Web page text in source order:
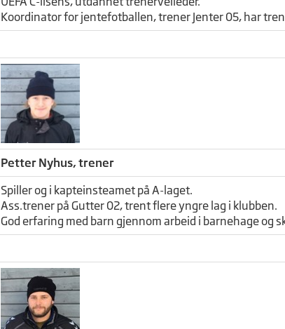
Koordinator for jentefotballen, trener Jenter 05, har
Petter Nyhus, trener
Spiller og i kapteinsteamet på A-laget.
Ass.trener på Gutter 02, trent flere yngre lag i klubben.
God erfaring med barn gjennom arbeid i barnehage og